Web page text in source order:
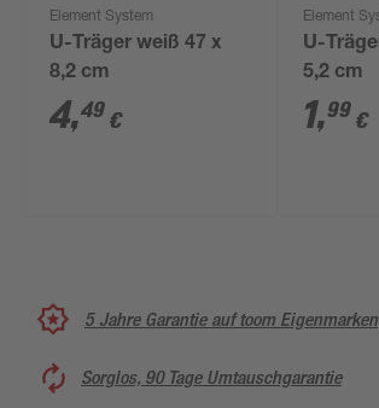
Element System
U-Träger weiß 47 x
8,2 cm
4,49 €
Element
U-
5,2 cm
1,99 €
5 Jahre Garantie auf toom Eigenmarken
Sorglos, 90 Tage Umtauschgarantie